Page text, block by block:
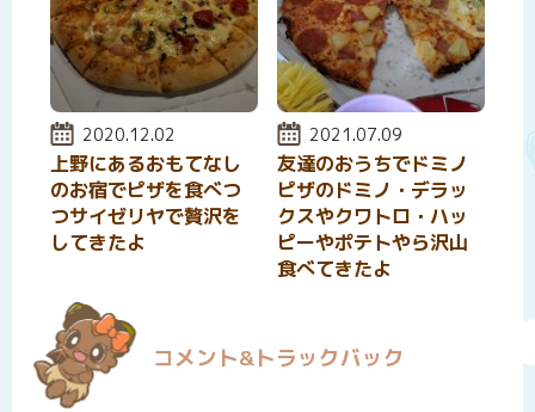
投稿日:
2020.12.02
上野にあるおもてなし
のお宿でピザを食べつ
つサイゼリヤで贅沢を
してきたよ
投稿日:
2021.07.09
友達のおうちでドミノ
ピザのドミノ・デラッ
クスやクワトロ・ハッ
ピーやポテトやら沢山
食べてきたよ
コメント&トラックバック